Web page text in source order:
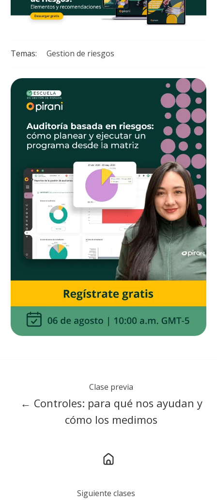
Temas: Gestion de riesgos
Clase previa
← Controles: para qué nos ayudan y
cómo los medimos
Siguiente clases